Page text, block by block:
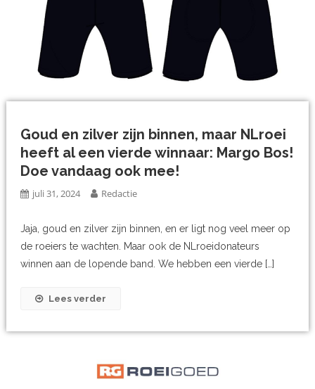
Goud en zilver zijn binnen, maar NLroei
heeft al een vierde winnaar: Margo Bos!
Doe vandaag ook mee!
juli 31, 2024 Redactie
Jaja, goud en zilver zijn binnen, en er ligt nog veel meer op
de roeiers te wachten. Maar ook de NLroeidonateurs
winnen aan de lopende band. We hebben een vierde […]
Lees verder